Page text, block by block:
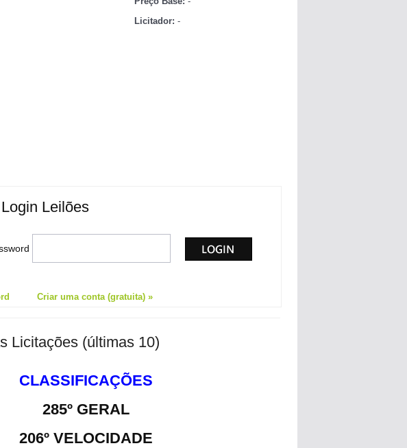
Licitador: -
Login Leilões
Criar uma conta (gratuita) »
Licitações (últimas 10)
CLASSIFICAÇÕES
285º GERAL
206º VELOCIDADE